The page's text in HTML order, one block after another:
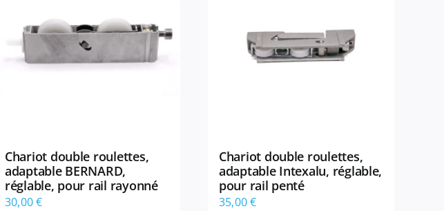
Chariot double roulettes,
adaptable BERNARD,
réglable, pour rail rayonné
30,00€
Chariot double roulettes,
adaptable Intexalu, réglable,
pour rail penté
35,00€